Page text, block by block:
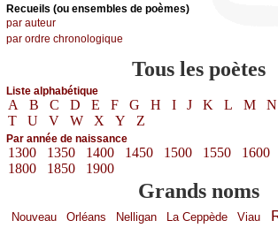
Recueils (ou ensembles de poèmes)
par auteur
par ordre chronologique
Tous les poètes
Liste alphabétique
A B C D E F G H I J K L M N
T
U V W X Y Z
Par année de naissance
1300 1350 1400 1450 1500 1550 1600
1800
1850 1900
Grands noms
Nouveau Orléans Nelligan La Ceppède Viau